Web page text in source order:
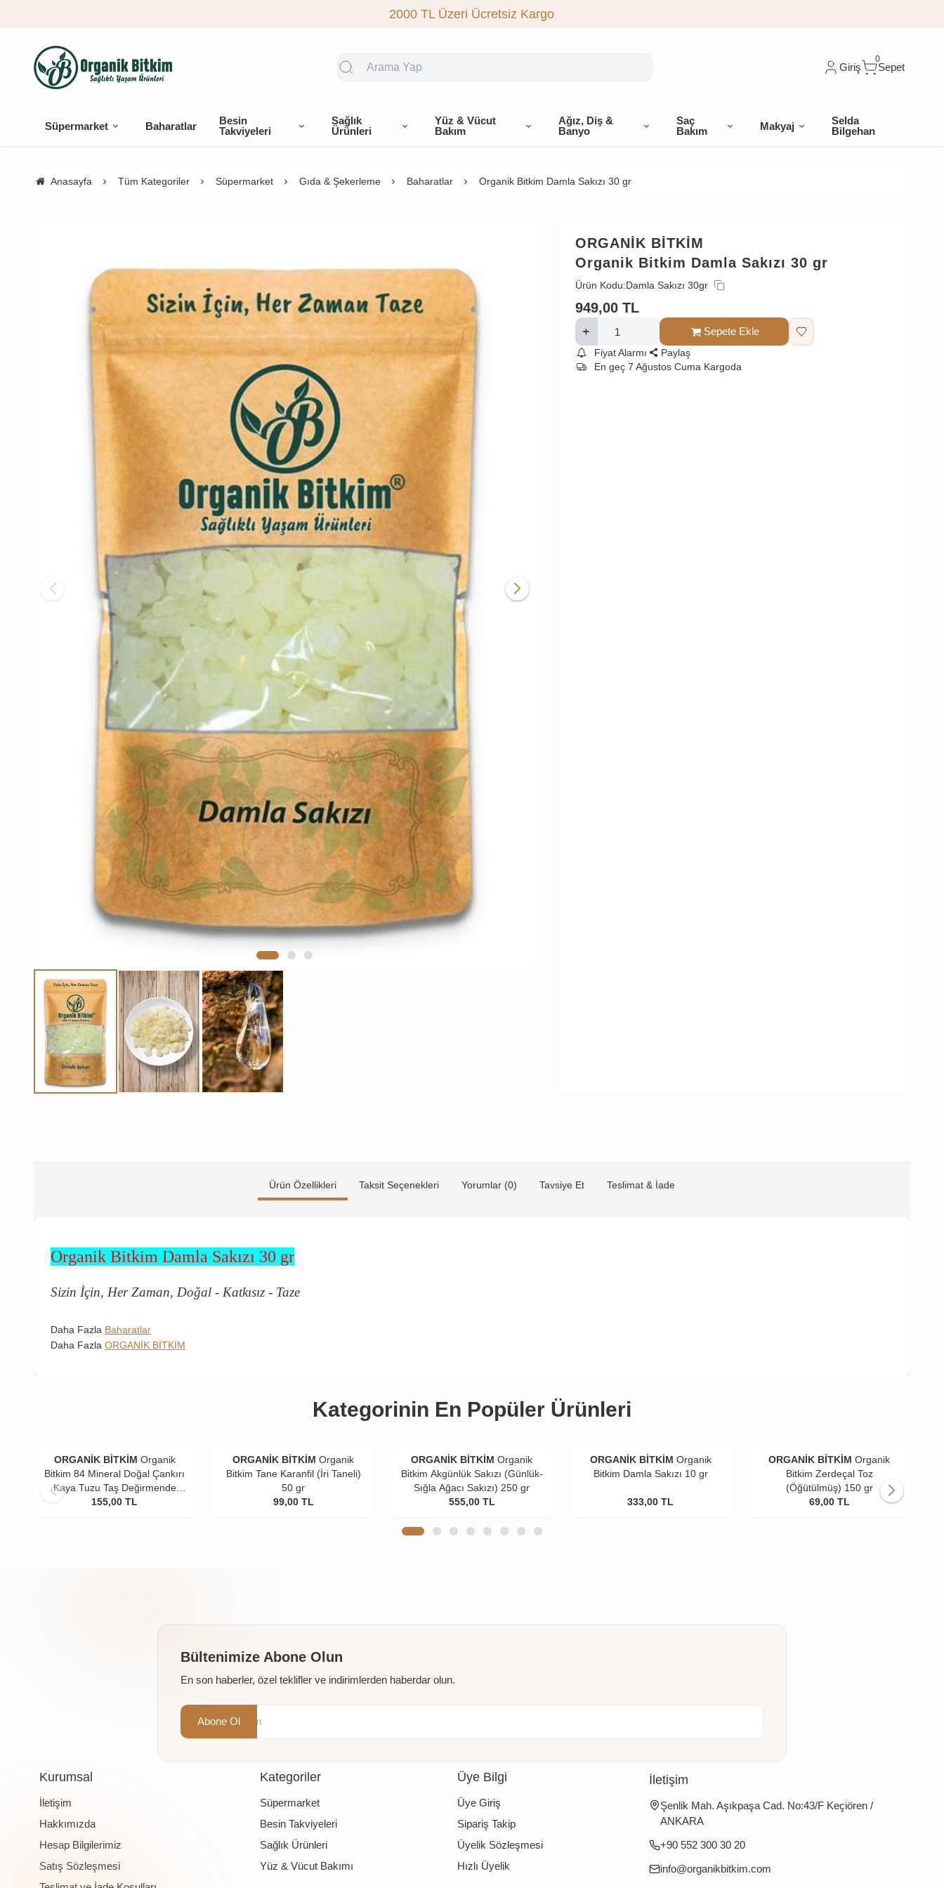
2000 TL Üzeri Ücretsiz Kargo
Giriş
0
Sepet
Süpermarket Baharatlar
Besin
Takviyeleri
Sağlık
Ürünleri
Yüz & Vücut
Bakım
Ağız, Diş &
Banyo
Saç
Bakım
Makyaj
Selda
Bilgehan
Anasayfa Tüm Kategoriler Süpermarket Gıda & Şekerleme Baharatlar Organik Bitkim Damla Sakızı 30 gr
ORGANİK BİTKİM
Organik Bitkim Damla Sakızı 30 gr
Ürün Kodu:Damla Sakızı 30gr
949,00 TL
Sepete Ekle
Fiyat Alarmı
Paylaş
En geç 7 Ağustos Cuma Kargoda
Ürün Özellikleri Taksit Seçenekleri Yorumlar (0) Tavsiye Et Teslimat & İade
Organik Bitkim Damla Sakızı 30 gr
Sizin İçin, Her Zaman, Doğal - Katkısız - Taze
Daha Fazla Baharatlar
Daha Fazla ORGANİK BİTKİM
Kategorinin En Popüler Ürünleri
ORGANİK BİTKİM Organik
Bitkim 84 Mineral Doğal Çankırı
Kaya Tuzu Taş Değirmende
Öğütülmüş 4 x 500 gr
155,00 TL
ORGANİK BİTKİM Organik
Bitkim Tane Karanfil (İri Taneli)
50 gr
99,00 TL
ORGANİK BİTKİM Organik
Bitkim Akgünlük Sakızı (Günlük-
Sığla Ağacı Sakızı) 250 gr
555,00 TL
ORGANİK BİTKİM Organik
Bitkim Damla Sakızı 10 gr
333,00 TL
ORGANİK BİTKİM Organik
Bitkim Zerdeçal Toz
(Öğütülmüş) 150 gr
69,00 TL
Bültenimize Abone Olun
En son haberler, özel teklifler ve indirimlerden haberdar olun.
Abone Ol
Kurumsal
İletişim
Hakkımızda
Hesap Bilgilerimiz
Satış Sözleşmesi
Kategoriler
Süpermarket
Besin Takviyeleri
Sağlık Ürünleri
Yüz & Vücut Bakımı
Üye Bilgi
Üye Giriş
Sipariş Takip
Üyelik Sözleşmesi
Hızlı Üyelik
İletişim
Şenlik Mah. Aşıkpaşa Cad. No:43/F Keçiören /
ANKARA
+90 552 300 30 20
info@organikbitkim.com